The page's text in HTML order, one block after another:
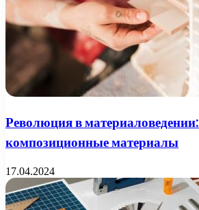
Революция в материаловедении:
композиционные материалы
17.04.2024